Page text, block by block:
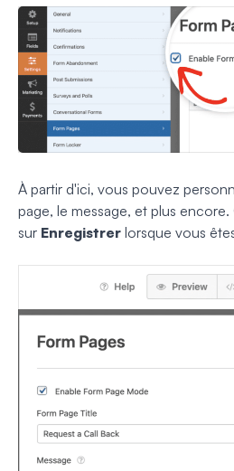
À partir d'ici, vous pouvez
page, le message, et plus encore.
sur Enregistrer lorsque vous